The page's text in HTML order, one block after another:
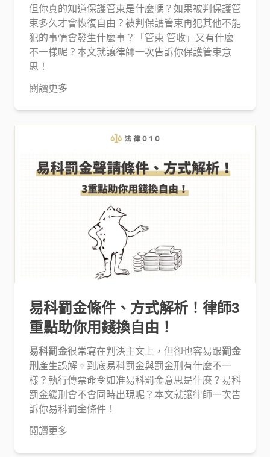
但你真的知道保護管束是什麼嗎？如果被判保護管
束多久才會恢復自由？被判保護管束再犯其他不能
犯的事情會發生什麼事？「管束 管收」又有什麼
不一樣呢？本文就讓律師一次告訴你保護管束意
思！
閱讀更多
易科罰金條件、方式解析！律師3
重點助你用錢換自由！
易科罰金很常寫在判決主文上，但卻也容易跟罰金
刑 產生誤解。到底易科罰金與罰金刑有什麼不一
樣？執行傳票命令如准易科罰金意思是什麼？易科
罰金緩刑會不會同時出現呢？本文就讓律師一次告
訴你易科罰金條件！
閱讀更多